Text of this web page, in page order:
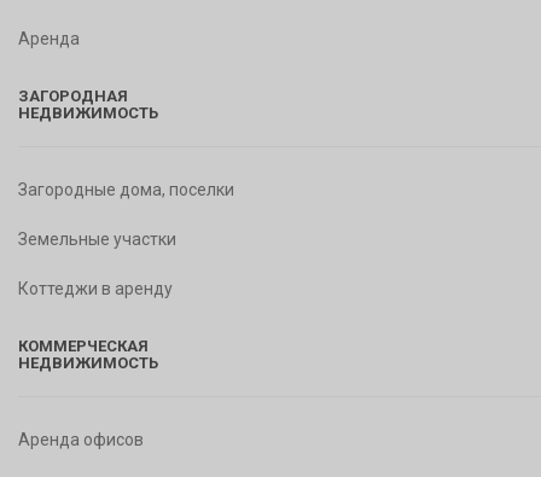
Аренда
ЗАГОРОДНАЯ
НЕДВИЖИМОСТЬ
Загородные дома, поселки
Земельные участки
Коттеджи в аренду
КОММЕРЧЕСКАЯ
НЕДВИЖИМОСТЬ
Аренда офисов